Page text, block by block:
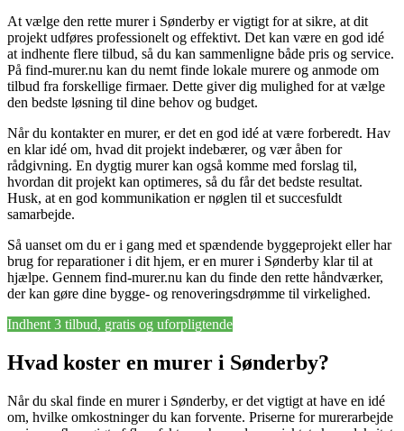
At vælge den rette murer i Sønderby er vigtigt for at sikre, at dit
projekt udføres professionelt og effektivt. Det kan være en god idé
at indhente flere tilbud, så du kan sammenligne både pris og service.
På find-murer.nu kan du nemt finde lokale murere og anmode om
tilbud fra forskellige firmaer. Dette giver dig mulighed for at vælge
den bedste løsning til dine behov og budget.
Når du kontakter en murer, er det en god idé at være forberedt. Hav
en klar idé om, hvad dit projekt indebærer, og vær åben for
rådgivning. En dygtig murer kan også komme med forslag til,
hvordan dit projekt kan optimeres, så du får det bedste resultat.
Husk, at en god kommunikation er nøglen til et succesfuldt
samarbejde.
Så uanset om du er i gang med et spændende byggeprojekt eller har
brug for reparationer i dit hjem, er en murer i Sønderby klar til at
hjælpe. Gennem find-murer.nu kan du finde den rette håndværker,
der kan gøre dine bygge- og renoveringsdrømme til virkelighed.
Indhent 3 tilbud, gratis og uforpligtende
Hvad koster en murer i Sønderby?
Når du skal finde en murer i Sønderby, er det vigtigt at have en idé
om, hvilke omkostninger du kan forvente. Priserne for murerarbejde